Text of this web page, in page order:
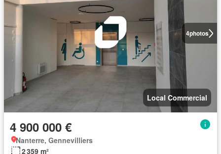
4photos
Local Commercial
4 900 000 €
Nanterre, Gennevilliers
2 359 m²